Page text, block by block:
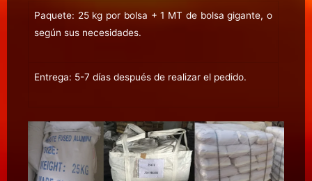
Paquete: 25 kg por bolsa + 1 MT de bolsa gigante, o
según sus necesidades.
Entrega: 5-7 días después de realizar el pedido.